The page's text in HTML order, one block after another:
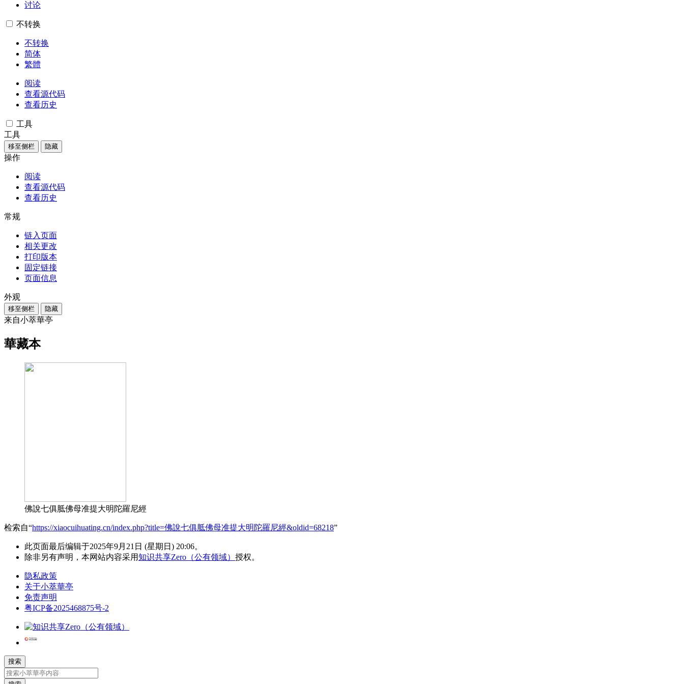
讨论
不转换
不转换
简体
繁體
阅读
查看源代码
查看历史
工具
工具
移至侧栏 隐藏
操作
阅读
查看源代码
查看历史
常规
链入页面
相关更改
打印版本
固定链接
页面信息
外观
移至侧栏 隐藏
来自小萃華亭
華藏本
佛說七俱胝佛母准提大明陀羅尼經
检索自“https://xiaocuihuating.cn/index.php?title=佛說七俱胝佛母准提大明陀羅尼經&oldid=68218”
此页面最后编辑于2025年9月21日 (星期日) 20:06。
除非另有声明，本网站内容采用知识共享Zero（公有领域） 授权。
隐私政策
关于小萃華亭
免责声明
粤ICP备2025468875号-2
搜索